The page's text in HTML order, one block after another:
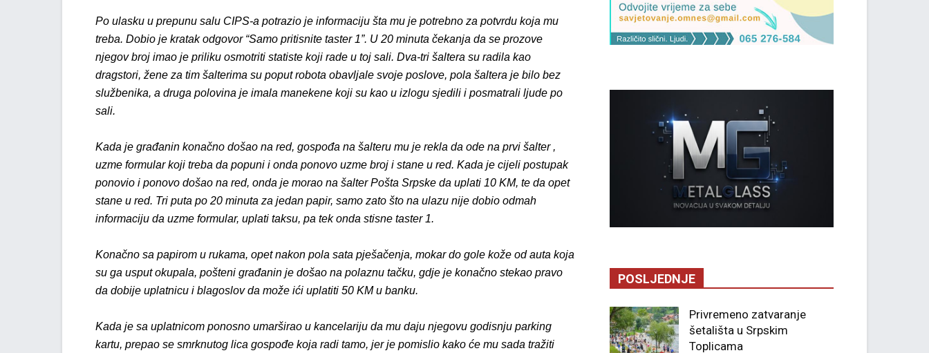
Po ulasku u prepunu salu CIPS-a potrazio je informaciju šta mu je potrebno za potvrdu koja mu
treba. Dobio je kratak odgovor “Samo pritisnite taster 1”. U 20 minuta čekanja da se prozove
njegov broj imao je priliku osmotriti statiste koji rade u toj sali. Dva-tri šaltera su radila kao
dragstori, žene za tim šalterima su poput robota obavljale svoje poslove, pola šaltera je bilo bez
službenika, a druga polovina je imala manekene koji su kao u izlogu sjedili i posmatrali ljude po
sali.
Kada je građanin konačno došao na red, gospođa na šalteru mu je rekla da ode na prvi šalter ,
uzme formular koji treba da popuni i onda ponovo uzme broj i stane u red. Kada je cijeli postupak
ponovio i ponovo došao na red, onda je morao na šalter Pošta Srpske da uplati 10 KM, te da opet
stane u red. Tri puta po 20 minuta za jedan papir, samo zato što na ulazu nije dobio odmah
informaciju da uzme formular, uplati taksu, pa tek onda stisne taster 1.
Konačno sa papirom u rukama, opet nakon pola sata pješačenja, mokar do gole kože od auta koja
su ga usput okupala, pošteni građanin je došao na polaznu tačku, gdje je konačno stekao pravo
da dobije uplatnicu i blagoslov da može ići uplatiti 50 KM u banku.
Kada je sa uplatnicom ponosno umarširao u kancelariju da mu daju njegovu godisnju parking
kartu, prepao se smrknutog lica gospođe koja radi tamo, jer je pomislio kako će mu sada tražiti
POSLJEDNJE
Privremeno zatvaranje
šetališta u Srpskim
Toplicama